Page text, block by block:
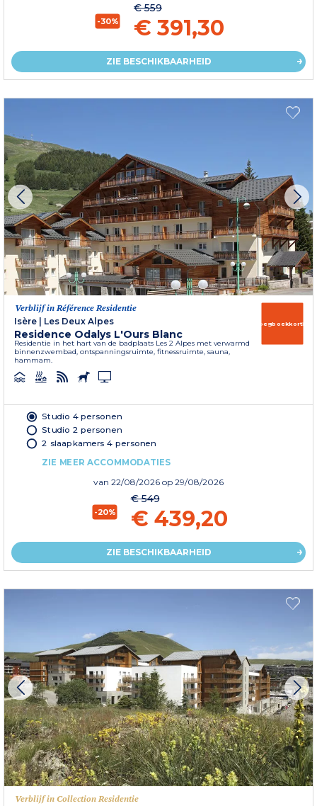
-30%
€ 559
€ 391,30
ZIE BESCHIKBAARHEID
Verblijf in Référence Residentie
Isère
Les Deux Alpes
Residence Odalys L'Ours Blanc
Residentie in het hart van de badplaats Les 2 Alpes met verwarmd
binnenzwembad, ontspanningsruimte, fitnessruimte, sauna,
hammam.
Vroegboekkorting
Studio 4 personen
Studio 2 personen
2 slaapkamers 4 personen
ZIE MEER ACCOMMODATIES
van 22/08/2026 op 29/08/2026
-20%
€ 549
€ 439,20
ZIE BESCHIKBAARHEID
Verblijf in Collection Residentie